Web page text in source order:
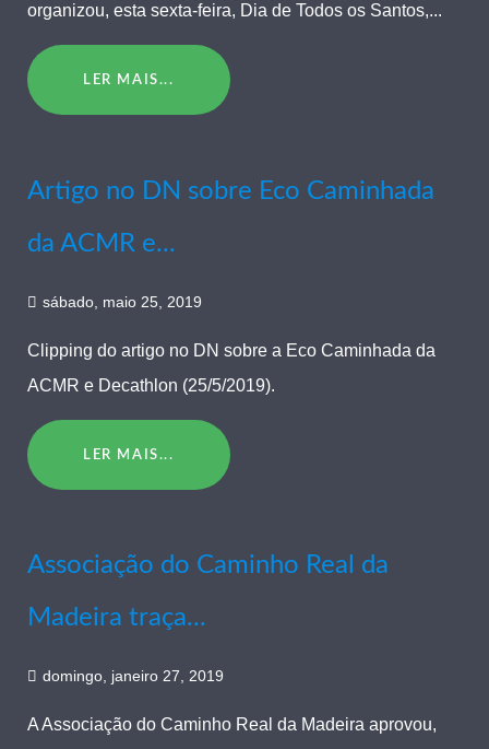
organizou, esta sexta-feira, Dia de Todos os Santos,...
LER MAIS...
Artigo no DN sobre Eco Caminhada
da ACMR e...
sábado, maio 25, 2019
Clipping do artigo no DN sobre a Eco Caminhada da
ACMR e Decathlon (25/5/2019).
LER MAIS...
Associação do Caminho Real da
Madeira traça...
domingo, janeiro 27, 2019
A Associação do Caminho Real da Madeira aprovou,